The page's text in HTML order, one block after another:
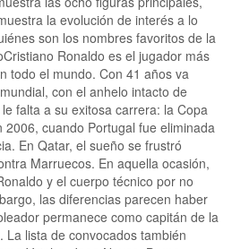
la evolución de interés a lo
son los nombres favoritos de la
Ronaldo es el jugador más
todo el mundo. Con 41 años va
con el anhelo intacto de
falta a su exitosa carrera: la Copa
cuando Portugal fue eliminada
En Qatar, el sueño se frustró
Marruecos. En aquella ocasión,
y el cuerpo técnico por no
las diferencias parecen haber
permanece como capitán de la
lista de convocados también